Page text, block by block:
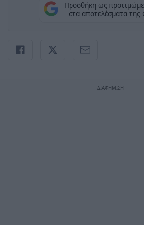
Προσθήκη ως
στα αποτελέσματα της